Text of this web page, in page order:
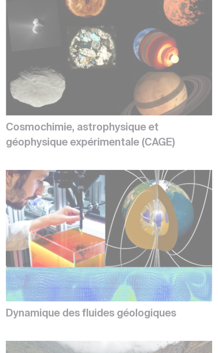
Cosmochimie, astrophysique et
géophysique expérimentale (CAGE)
Dynamique des fluides géologiques